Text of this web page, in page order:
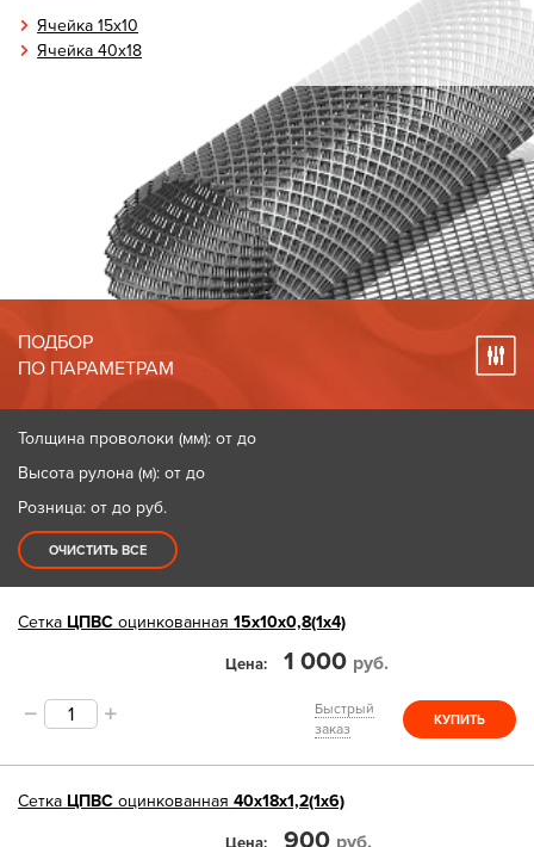
Ячейка 15х10
Ячейка 40x18
ПОДБОР
ПО ПАРАМЕТРАМ
Толщина проволоки (мм): от до
Высота рулона (м): от до
Розница: от до руб.
ОЧИСТИТЬ ВСЕ
Сетка ЦПВСоцинкованная 15х10х0,8(1х4)
Цена 1 000 руб.
Быстрый
заказ
КУПИТЬ
Сетка ЦПВСоцинкованная 40х18х1,2(1х6)
900 руб.